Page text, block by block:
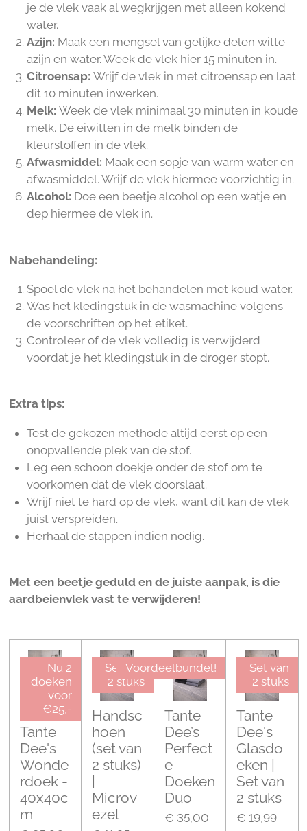
je de vlek vaak al wegkrijgen met alleen kokend
water.
Azijn: Maak een mengsel van gelijke delen witte
azijn en water. Week de vlek hier 15 minuten in.
Citroensap: Wrijf de vlek in met citroensap en laat
dit 10 minuten inwerken.
Melk: Week de vlek minimaal 30 minuten in koude
melk. De eiwitten in de melk binden de
kleurstoffen in de vlek.
Afwasmiddel: Maak een sopje van warm water en
afwasmiddel. Wrijf de vlek hiermee voorzichtig in.
Alcohol: Doe een beetje alcohol op een watje en
dep hiermee de vlek in.
Nabehandeling:
Spoel de vlek na het behandelen met koud water.
Was het kledingstuk in de wasmachine volgens
de voorschriften op het etiket.
Controleer of de vlek volledig is verwijderd
voordat je het kledingstuk in de droger stopt.
Extra tips:
Test de gekozen methode altijd eerst op een
onopvallende plek van de stof.
Leg een schoon doekje onder de stof om te
voorkomen dat de vlek doorslaat.
Wrijf niet te hard op de vlek, want dit kan de vlek
juist verspreiden.
Herhaal de stappen indien nodig.
Met een beetje geduld en de juiste aanpak, is die
aardbeienvlek vast te verwijderen!
Nu 2
doeken
voor
€25,-
Tante
Dee's
Wonde
rdoek -
40x40c
m
Set van
2 stuks
Handsc
hoen
(set van
2 stuks)
|
Microv
ezel
Voordeelbundel!
Tante
Dee’s
Perfect
e
Doeken
Duo
€ 35,00
Set van
2 stuks
Tante
Dee's
Glasdo
eken |
Set van
2 stuks
€ 19,99